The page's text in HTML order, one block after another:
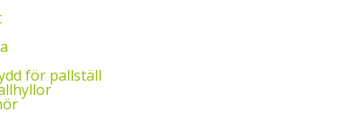
för pallställ